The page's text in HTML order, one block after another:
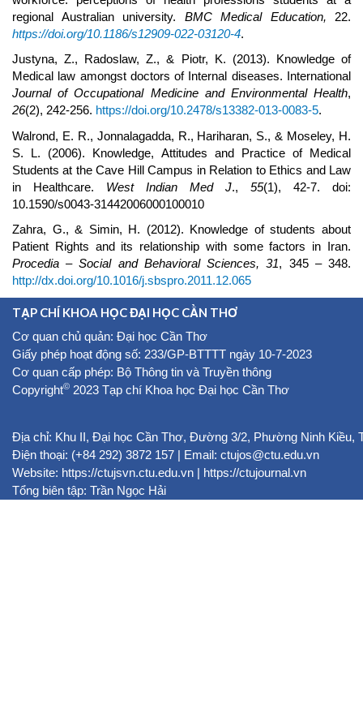
regional Australian university. BMC Medical Education, 22.
https://doi.org/10.1186/s12909-022-03120-4.
Justyna, Z., Radoslaw, Z., & Piotr, K. (2013). Knowledge of
Medical law amongst doctors of Internal diseases. International
Journal of Occupational Medicine and Environmental Health,
26(2), 242-256. https://doi.org/10.2478/s13382-013-0083-5.
Walrond, E. R., Jonnalagadda, R., Hariharan, S., & Moseley, H.
S. L. (2006). Knowledge, Attitudes and Practice of Medical
Students at the Cave Hill Campus in Relation to Ethics and Law
in Healthcare. West Indian Med J., 55(1), 42-7. doi:
10.1590/s0043-31442006000100010
Zahra, G., & Simin, H. (2012). Knowledge of students about
Patient Rights and its relationship with some factors in Iran.
Procedia – Social and Behavioral Sciences, 31, 345 – 348.
http://dx.doi.org/10.1016/j.sbspro.2011.12.065
TẠP CHÍ KHOA HỌC ĐẠI HỌC CẦN THƠ
Cơ quan chủ quản: Đại học Cần Thơ
Giấy phép hoạt động số: 233/GP-BTTTT ngày 10-7-2023
Cơ quan cấp phép: Bộ Thông tin và Truyền thông
Copyright© 2023 Tạp chí Khoa học Đại học Cần Thơ
Địa chỉ: Khu II, Đại học Cần Thơ, Đường 3/2, Phường Ninh Kiều,
Điện thoại: (+84 292) 3872 157 | Email: ctujos@ctu.edu.vn
Website: https://ctujsvn.ctu.edu.vn | https://ctujournal.vn
Tổng biên tập: Trần Ngọc Hải